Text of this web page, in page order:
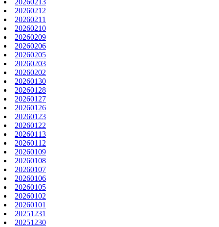
20260213
20260212
20260211
20260210
20260209
20260206
20260205
20260203
20260202
20260130
20260128
20260127
20260126
20260123
20260122
20260113
20260112
20260109
20260108
20260107
20260106
20260105
20260102
20260101
20251231
20251230